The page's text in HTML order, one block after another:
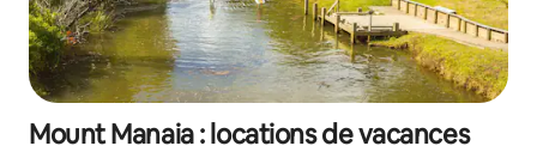
Mount Manaia : locations de vacances